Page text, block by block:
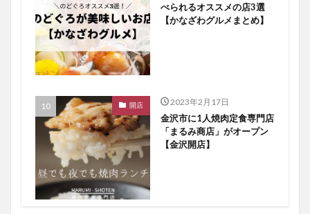
べられるオススメの店3選
【かなざわグルメまとめ】
開店 2023年2月17日
金沢市に1人焼肉定食専門店
「まるみ商店」がオープン
【金沢開店】